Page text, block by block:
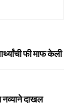
फी माफ केली
दाखल